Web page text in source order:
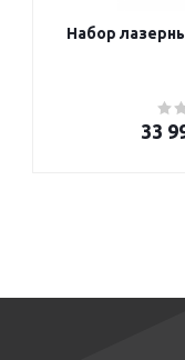
Набор
33